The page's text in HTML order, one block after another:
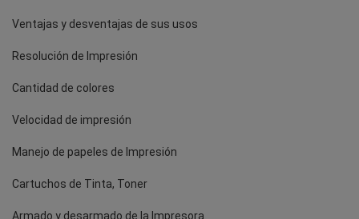
Ventajas y desventajas de sus usos
Resolución de Impresión
Cantidad de colores
Velocidad de impresión
Manejo de papeles de Impresión
Cartuchos de Tinta, Toner
Armado y desarmado de la Impresora